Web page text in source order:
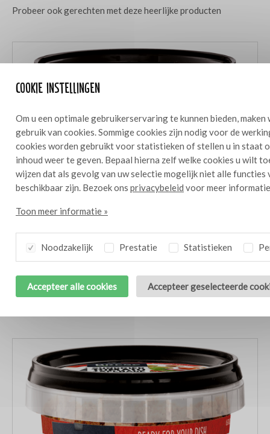
Cookie instellingen
Om u een optimale gebruikerservaring te kunnen bieden,
gebruik van cookies. Sommige cookies zijn nodig voor de
cookies worden gebruikt voor statistieken of stellen u in staat
inhoud weer te geven. Bepaal hierna zelf welke cookies u wilt
wijzen dat als gevolg van uw selectie mogelijk niet alle functies
beschikbaar zijn. Bezoek ons privacybeleid voor meer
Toon meer informatie »
Noodzakelijk Prestatie Statistieken
Accepteer alle cookies Accepteer geselecteerde
Probeer ook gerechten met deze heerlijke producten